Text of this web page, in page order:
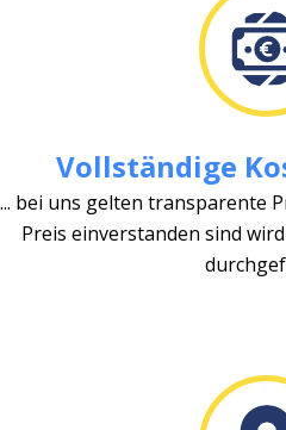
Vollständige
... bei uns gelten transparente
Preis einverstanden sind